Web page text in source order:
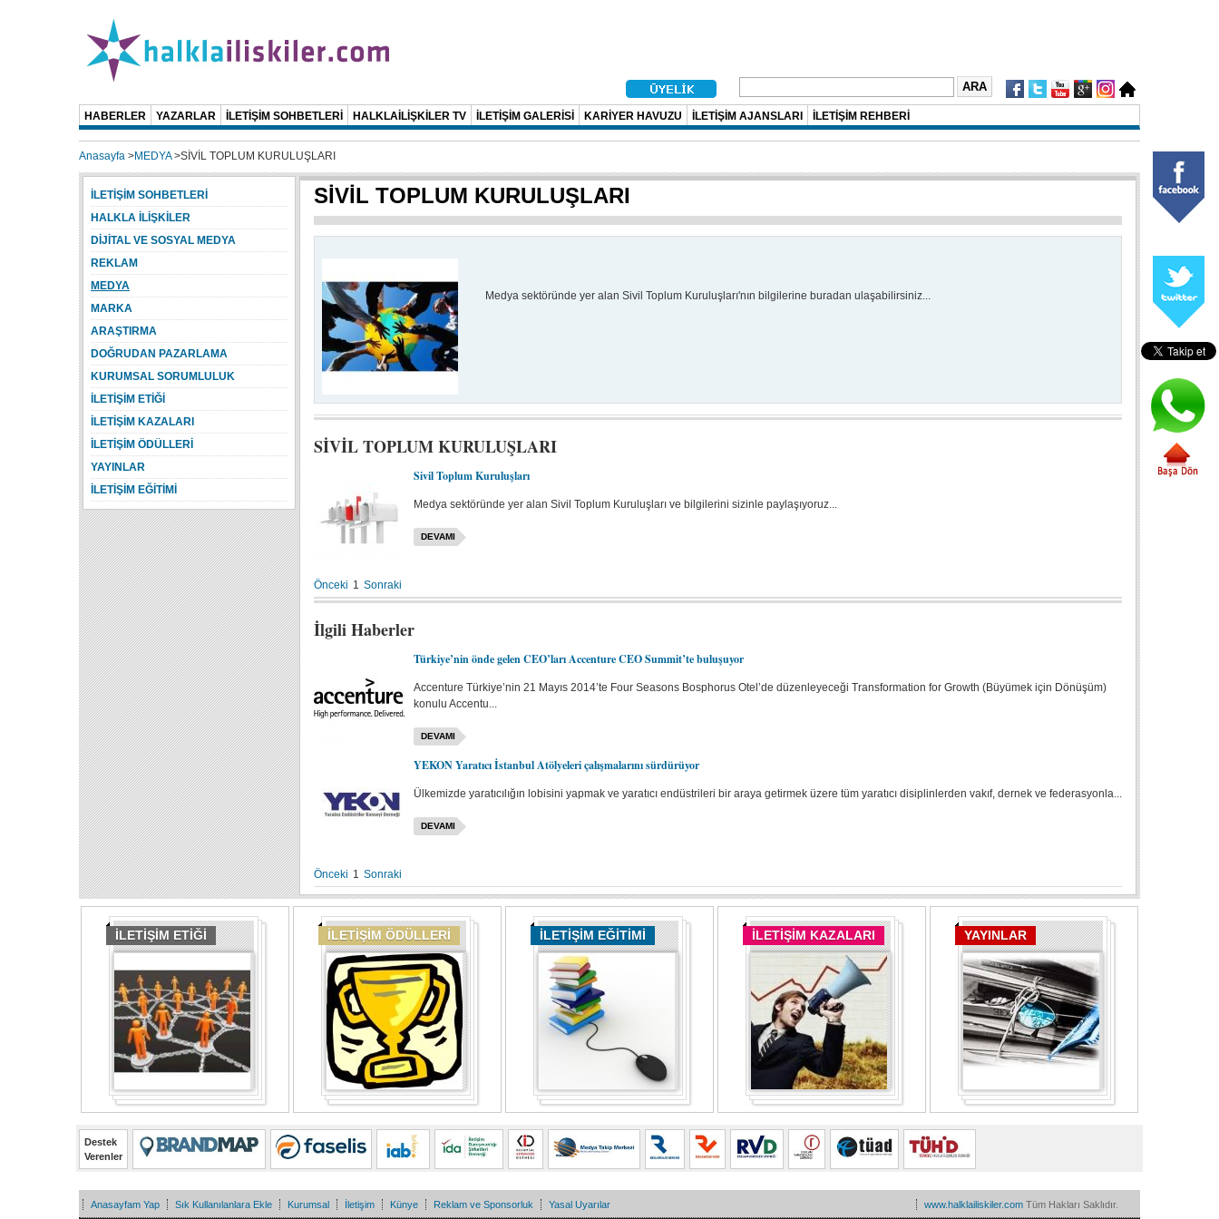
HABERLER YAZARLAR İLETİŞİM SOHBETLERİ HALKLAİLİŞKİLER TV İLETİŞİM GALERİSİ KARİYER HAVUZU İLETİŞİM AJANSLARI İLETİŞİM REHBERİ
Anasayfa >MEDYA>SİVİL TOPLUM KURULUŞLARI
SİVİL TOPLUM KURULUŞLARI
Medya sektöründe yer alan Sivil Toplum Kuruluşları'nın bilgilerine buradan ulaşabilirsiniz...
SİVİL TOPLUM KURULUŞLARI
Sivil Toplum Kuruluşları
Medya sektöründe yer alan Sivil Toplum Kuruluşları ve bilgilerini sizinle paylaşıyoruz...
DEVAMI
Önceki 1 Sonraki
İlgili Haberler
Türkiye’nin önde gelen CEO’ları Accenture CEO Summit’te buluşuyor
Accenture Türkiye’nin 21 Mayıs 2014’te Four Seasons Bosphorus Otel’de düzenleyeceği Transformation for Growth (Büyümek için Dönüşüm)
konulu Accentu...
DEVAMI
YEKON Yaratıcı İstanbul Atölyeleri çalışmalarını sürdürüyor
Ülkemizde yaratıcılığın lobisini yapmak ve yaratıcı endüstrileri bir araya getirmek üzere tüm yaratıcı disiplinlerden vakıf, dernek ve federasyonla...
DEVAMI
Önceki 1 Sonraki
İLETİŞİM SOHBETLERİ
HALKLA İLİŞKİLER
DİJİTAL VE SOSYAL MEDYA
REKLAM
MEDYA
MARKA
ARAŞTIRMA
DOĞRUDAN PAZARLAMA
KURUMSAL SORUMLULUK
İLETİŞİM ETİĞİ
İLETİŞİM KAZALARI
İLETİŞİM ÖDÜLLERİ
YAYINLAR
İLETİŞİM EĞİTİMİ
İLETİŞİM ETİĞİ İLETİŞİM ÖDÜLLERİ İLETİŞİM EĞİTİMİ İLETİŞİM KAZALARI YAYINLAR
Destek
Verenler
Anasayfam Yap Sık Kullanılanlara Ekle Kurumsal İletişim Künye Reklam ve Sponsorluk Yasal Uyarılar www.halklailiskiler.com Tüm Hakları Saklıdır.